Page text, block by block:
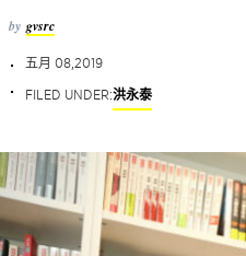
by gvsrc
五月 08,2019
FILED UNDER:洪永泰